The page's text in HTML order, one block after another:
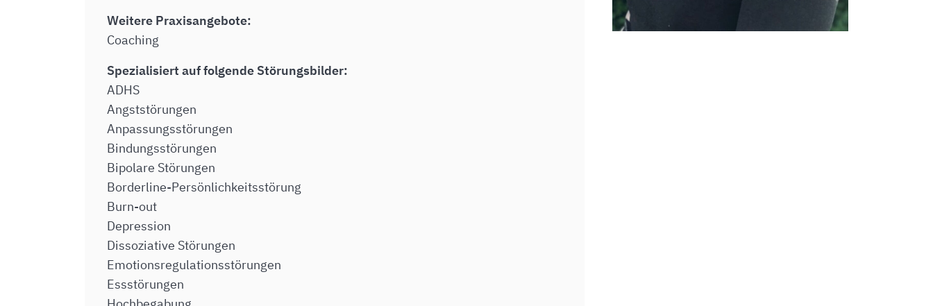
Weitere Praxisangebote:
Coaching
Spezialisiert auf folgende Störungsbilder:
ADHS
Angststörungen
Anpassungsstörungen
Bindungsstörungen
Bipolare Störungen
Borderline-Persönlichkeitsstörung
Burn-out
Depression
Dissoziative Störungen
Emotionsregulationsstörungen
Essstörungen